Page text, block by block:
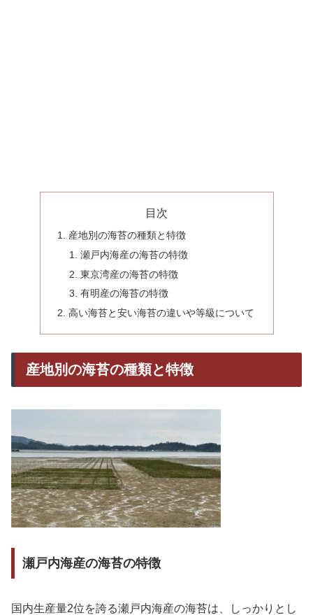
目次
産地別の海苔の種類と特徴
瀬戸内海産の海苔の特徴
東京湾産の海苔の特徴
有明産の海苔の特徴
高い海苔と安い海苔の違いや等級について
産地別の海苔の種類と特徴
瀬戸内海産の海苔の特徴
国内生産量2位を誇る瀬戸内海産の海苔は、しっかりとし